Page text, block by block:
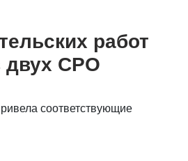
работ
двух СРО
соответствующие